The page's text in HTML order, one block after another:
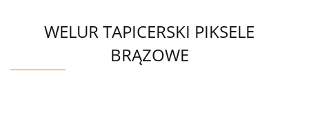
WELUR TAPICERSKI PIKSELE
BRĄZOWE